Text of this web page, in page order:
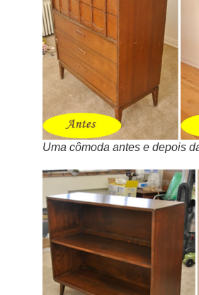
Uma cômoda antes e depois